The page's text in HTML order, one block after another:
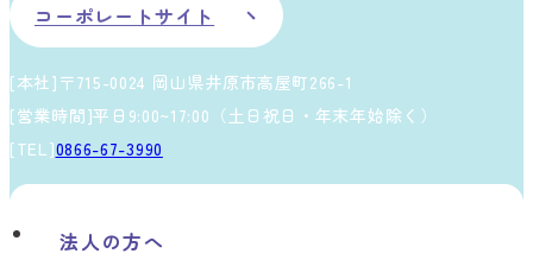
コーポレートサイト
[本社]〒715-0024 岡山県井原市高屋町266-1
[営業時間]平日9:00~17:00（土日祝日・年末年始除く）
[TEL]0866-67-3990
法人の方へ